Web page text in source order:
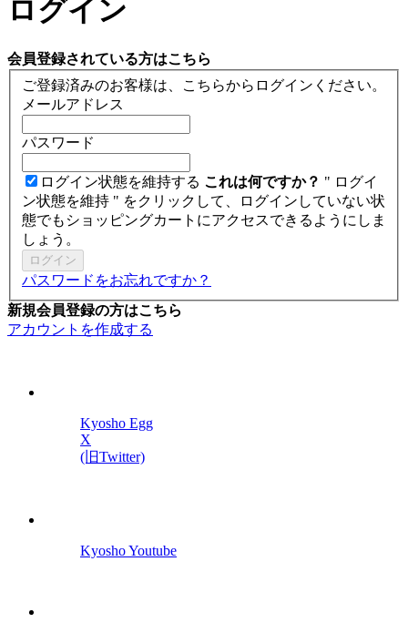
ログイン
会員登録されている方はこちら
ご登録済みのお客様は、こちらからログインください。
メールアドレス
パスワード
ログイン状態を維持する これは何ですか？ " ログイ
ン状態を維持 " をクリックして、ログインしていない状
態でもショッピングカートにアクセスできるようにしま
しょう。
ログイン
パスワードをお忘れですか？
新規会員登録の方はこちら
アカウントを作成する
Kyosho Egg
X
(旧Twitter)
Kyosho Youtube